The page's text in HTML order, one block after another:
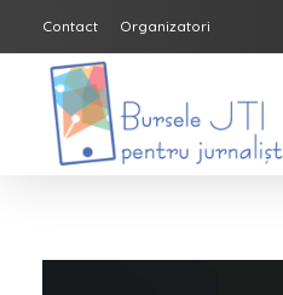
Contact Organizatori